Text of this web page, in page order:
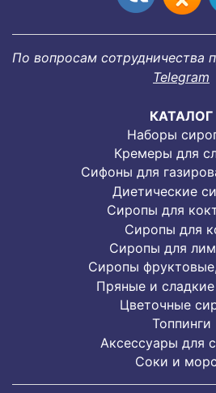
По вопросам сотрудничества
Telegram
КАТАЛОГ
Наборы
Кремеры для
Сифоны для
Диетические
Сиропы для
Сиропы для
Сиропы для
Cиропы
Пряные и
Цветочные
Топпинги
Аксессуары для
Соки и